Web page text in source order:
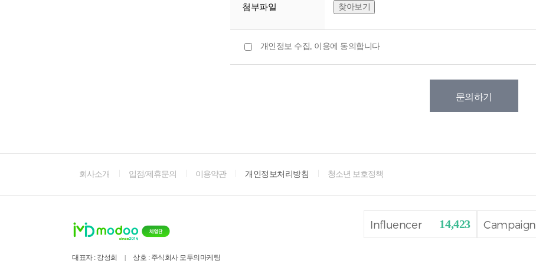
첨부파일
개인정보 수집, 이용에 동의합니다
회사소개 입점/제휴문의 이용약관 개인정보처리방침 청소년 보호정책
대표자 : 강성희 | 상호 : 주식회사 모두의마케팅
Influencer 14,423 Campaign